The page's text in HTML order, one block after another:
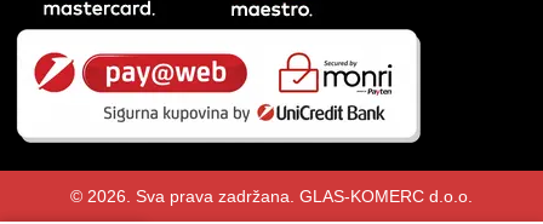
© 2026. Sva prava zadržana. GLAS-KOMERC d.o.o.